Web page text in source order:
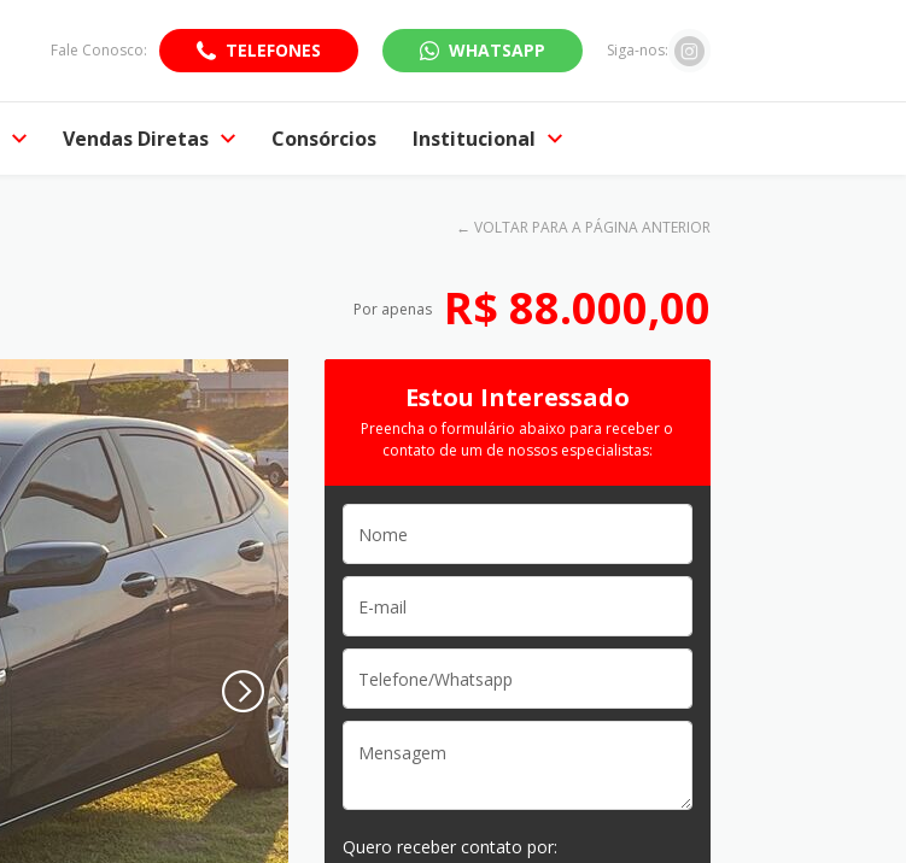
Fale Conosco: TELEFONES WHATSAPP Siga-nos:
Vendas Diretas Consórcios Institucional
← VOLTAR PARA A PÁGINA ANTERIOR
Por apenas R$ 88.000,00
Estou Interessado
Preencha o formulário abaixo para receber o
contato de um de nossos especialistas:
Quero receber contato por: